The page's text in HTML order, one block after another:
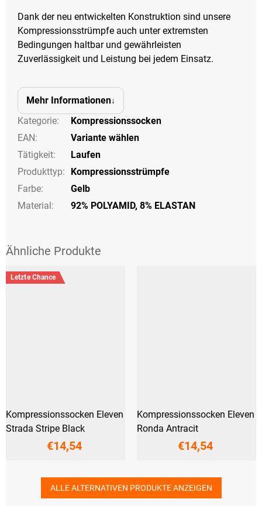
Dank der neu entwickelten Konstruktion sind unsere
Kompressionsstrümpfe auch unter extremsten
Bedingungen haltbar und gewährleisten
Zuverlässigkeit und Leistung bei jedem Einsatz.
Mehr Informationen
Kategorie:
Kompressionssocken
EAN:
Variante wählen
Tätigkeit:
Laufen
Produkttyp:
Kompressionsstrümpfe
Farbe:
Gelb
Material:
92% POLYAMID, 8% ELASTAN
Letzte Chance
Kompressionssocken Eleven
Strada Stripe Black
€14,54
Kompressionssocken Eleven
Ronda Antracit
€14,54
ALLE ALTERNATIVEN PRODUKTE ANZEIGEN